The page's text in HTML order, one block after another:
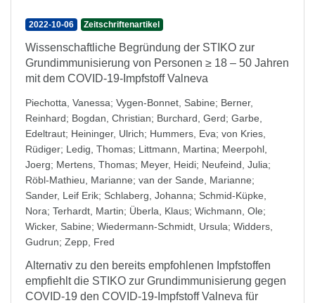
2022-10-06 Zeitschriftenartikel
Wissenschaftliche Begründung der STIKO zur
Grundimmunisierung von Personen ≥ 18 – 50 Jahren
mit dem COVID-19-Impfstoff Valneva
Piechotta, Vanessa; Vygen-Bonnet, Sabine; Berner,
Reinhard; Bogdan, Christian; Burchard, Gerd; Garbe,
Edeltraut; Heininger, Ulrich; Hummers, Eva; von Kries,
Rüdiger; Ledig, Thomas; Littmann, Martina; Meerpohl,
Joerg; Mertens, Thomas; Meyer, Heidi; Neufeind, Julia;
Röbl-Mathieu, Marianne; van der Sande, Marianne;
Sander, Leif Erik; Schlaberg, Johanna; Schmid-Küpke,
Nora; Terhardt, Martin; Überla, Klaus; Wichmann, Ole;
Wicker, Sabine; Wiedermann-Schmidt, Ursula; Widders,
Gudrun; Zepp, Fred
Alternativ zu den bereits empfohlenen Impfstoffen
empfiehlt die STIKO zur Grundimmunisierung gegen
COVID-19 den COVID-19-Impfstoff Valneva für